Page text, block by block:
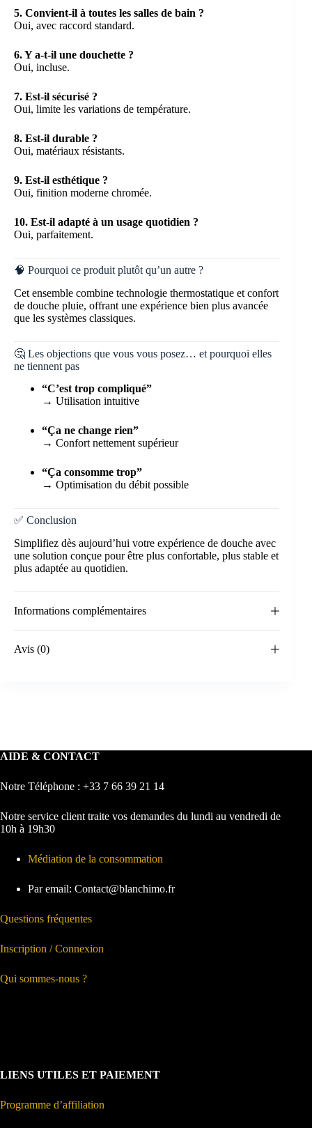
5. Convient-il à toutes les salles de bain ?
Oui, avec raccord standard.
6. Y a-t-il une douchette ?
Oui, incluse.
7. Est-il sécurisé ?
Oui, limite les variations de température.
8. Est-il durable ?
Oui, matériaux résistants.
9. Est-il esthétique ?
Oui, finition moderne chromée.
10. Est-il adapté à un usage quotidien ?
Oui, parfaitement.
🧠 Pourquoi ce produit plutôt qu’un autre ?
Cet ensemble combine technologie thermostatique et confort
de douche pluie, offrant une expérience bien plus avancée
que les systèmes classiques.
🤔 Les objections que vous vous posez… et pourquoi elles
ne tiennent pas
“C’est trop compliqué”
→ Utilisation intuitive
“Ça ne change rien”
→ Confort nettement supérieur
“Ça consomme trop”
→ Optimisation du débit possible
✅ Conclusion
Simplifiez dès aujourd’hui votre expérience de douche avec
une solution conçue pour être plus confortable, plus stable et
plus adaptée au quotidien.
Informations complémentaires
Avis (0)
AIDE & CONTACT
Notre Téléphone : +33 7 66 39 21 14
Notre service client traite vos demandes du lundi au vendredi de
10h à 19h30
Médiation de la consommation
Par email: Contact@blanchimo.fr
Questions fréquentes
Inscription / Connexion
Qui sommes-nous ?
LIENS UTILES ET PAIEMENT
Programme d’affiliation